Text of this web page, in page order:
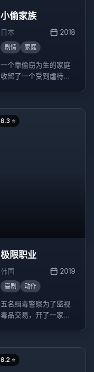
小偷家族
日本 2018
剧情 家庭
一个靠偷窃为生的家庭
收留了一个受到虐待的
8.3 ⭐
极限职业
韩国 2019
喜剧 动作
五名缉毒警察为了监视
毒品交易，开了一家炸
一系列搞笑事件。
8.2 ⭐